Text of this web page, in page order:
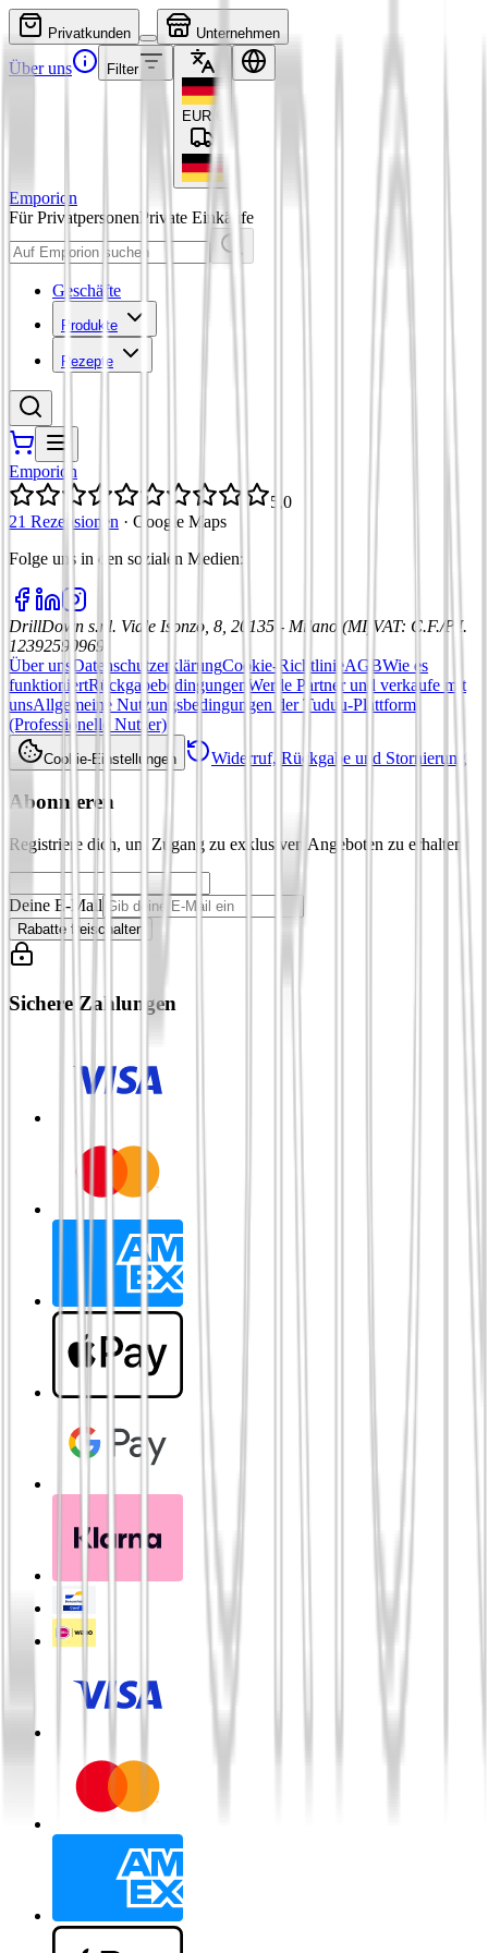
Privatkunden Unternehmen
Über uns Filter
EUR
Emporion
Für PrivatpersonenPrivate Einkäufe
Geschäfte
Produkte
Rezepte
Emporion
5,0
21 Rezensionen · Google Maps
Folge uns in den sozialen Medien:
DrillDown s.r.l. Viale Isonzo, 8, 20135 - Milano (MI) VAT: C.F./P.I.
12392590969
Über uns DatenschutzerklärungCookie-RichtlinieAGBWie es
funktioniertRückgabebedingungen Werde Partner und verkaufe mit
unsAllgemeine Nutzungsbedingungen der Tuduu-Plattform
(Professionelle Nutzer)
Cookie-Einstellungen Widerruf, Rückgabe und Stornierung
Abonnieren
Registriere dich, um Zugang zu exklusiven Angeboten zu erhalten
Deine E-Mail
Rabatte freischalten
Sichere Zahlungen